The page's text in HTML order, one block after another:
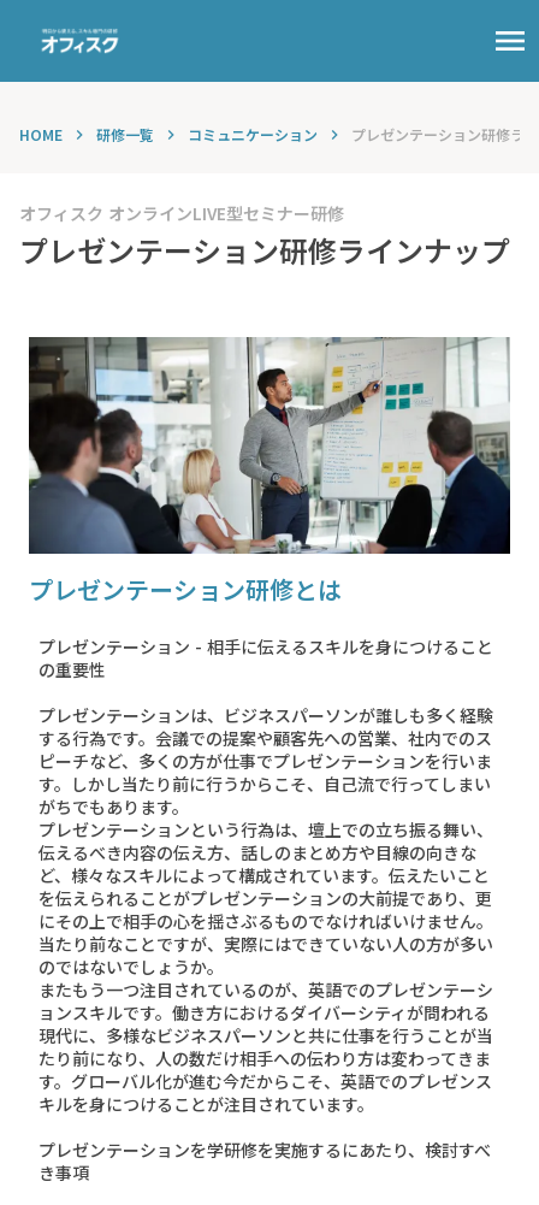
HOME keyboard_arrow_right 研修一覧 keyboard_arrow_right コミュニケーション keyboard_arrow_right プレゼンテーション研修ラ
オフィスク オンラインLIVE型セミナー研修
プレゼンテーション研修ラインナップ
プレゼンテーション研修とは
プレゼンテーション - 相手に伝えるスキルを身につけること
の重要性
プレゼンテーションは、ビジネスパーソンが誰しも多く経験
する行為です。会議での提案や顧客先への営業、社内でのス
ピーチなど、多くの方が仕事でプレゼンテーションを行いま
す。しかし当たり前に行うからこそ、自己流で行ってしまい
がちでもあります。
プレゼンテーションという行為は、壇上での立ち振る舞い、
伝えるべき内容の伝え方、話しのまとめ方や目線の向きな
ど、様々なスキルによって構成されています。伝えたいこと
を伝えられることがプレゼンテーションの大前提であり、更
にその上で相手の心を揺さぶるものでなければいけません。
当たり前なことですが、実際にはできていない人の方が多い
のではないでしょうか。
またもう一つ注目されているのが、英語でのプレゼンテーシ
ョンスキルです。働き方におけるダイバーシティが問われる
現代に、多様なビジネスパーソンと共に仕事を行うことが当
たり前になり、人の数だけ相手への伝わり方は変わってきま
す。グローバル化が進む今だからこそ、英語でのプレゼンス
キルを身につけることが注目されています。
プレゼンテーションを学研修を実施するにあたり、検討すべ
き事項
menu